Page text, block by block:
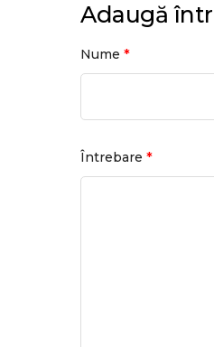
Adaugă
Nume *
Întrebare *